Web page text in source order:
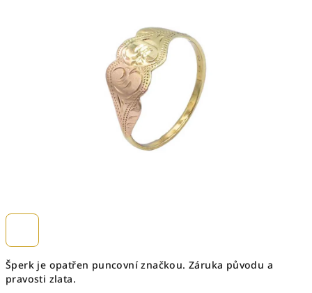
Šperk je opatřen puncovní značkou. Záruka původu a
pravosti zlata.